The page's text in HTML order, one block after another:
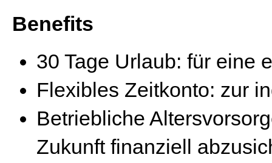
Benefits
30 Tage Urlaub: für eine
Flexibles Zeitkonto: zur
Betriebliche
Zukunft finanziell